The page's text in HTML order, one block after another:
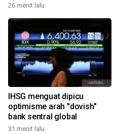
26 menit lalu
IHSG menguat dipicu
optimisme arah "dovish"
bank sentral global
31 menit lalu